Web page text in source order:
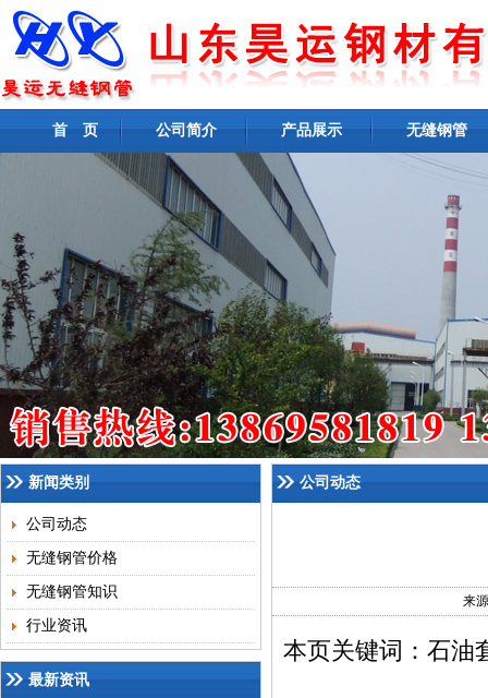
首 页 公司简介 产品展示 无缝钢管
新闻类别
公司动态
无缝钢管价格
无缝钢管知识
行业资讯
最新资讯
公司动态
来
本页关键词：石油